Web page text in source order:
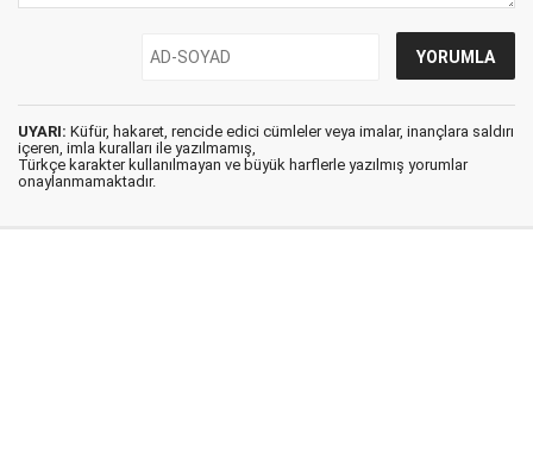
UYARI: Küfür, hakaret, rencide edici cümleler veya imalar, inançlara saldırı
içeren, imla kuralları ile yazılmamış,
Türkçe karakter kullanılmayan ve büyük harflerle yazılmış yorumlar
onaylanmamaktadır.